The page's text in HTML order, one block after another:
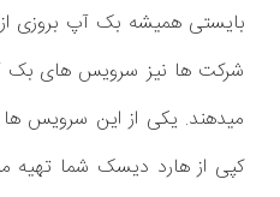
بایستی همیشه بک آپ بروزی
شرکت ها نیز سرویس های بک
کپی از هارد دیسک شما تهیه